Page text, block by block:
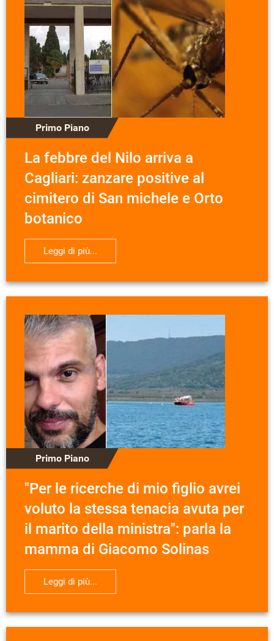
Primo Piano
La febbre del Nilo arriva a
Cagliari: zanzare positive al
cimitero di San michele e Orto
botanico
Leggi di più...
Primo Piano
"Per le ricerche di mio figlio avrei
voluto la stessa tenacia avuta per
il marito della ministra": parla la
mamma di Giacomo Solinas
Leggi di più...